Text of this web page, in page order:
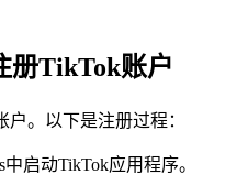
册TikTok账户
。以下是注册过程：
中启动TikTok应用程序。